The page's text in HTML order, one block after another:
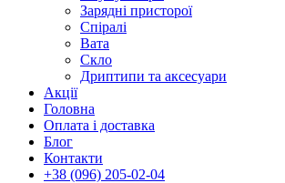
Зарядні присторої
Спіралі
Вата
Скло
Дриптипи та аксесуари
Акції
Головна
Оплата і доставка
Блог
Контакти
+38 (096) 205-02-04